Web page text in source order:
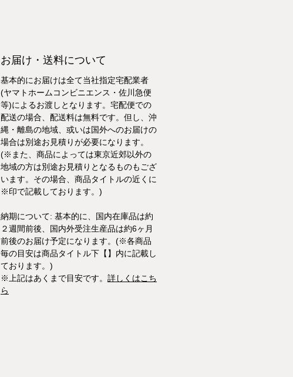
お届け・送料について
基本的にお届けは全て当社指定宅配業者
(ヤマトホームコンビニエンス・佐川急便
等)によるお渡しとなります。宅配便での
配送の場合、配送料は無料です。但し、沖
縄・離島の地域、或いは国外へのお届けの
場合は別途お見積りが必要になります。
(※また、商品によっては東京近郊以外の
地域の方は別途お見積りとなるものもござ
います。その場合、商品タイトルの近くに
※印で記載しております。)
納期について: 基本的に、国内在庫品は約
２週間前後、国内外受注生産品は約6ヶ月
前後のお届け予定になります。(※各商品
毎の目安は商品タイトル下【】内に記載し
ております。)
※上記はあくまで目安です。 詳しくはこち
ら